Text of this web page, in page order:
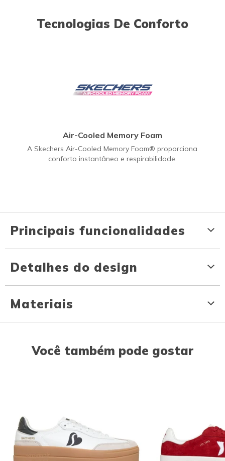
Tecnologias De Conforto
Air-Cooled Memory Foam
A Skechers Air-Cooled Memory Foam® proporciona
conforto instantâneo e respirabilidade.
Principais funcionalidades
Detalhes do design
Materiais
Você também pode gostar